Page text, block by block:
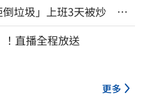
倒垃圾」上班3天被炒 找
直播全程放送
更多